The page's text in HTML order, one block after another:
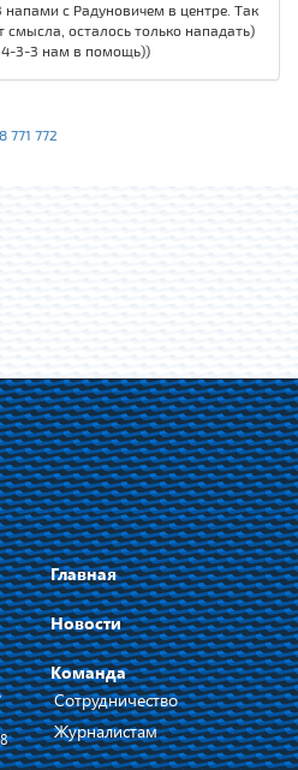
напами с Радуновичем в центре. Так
смысла, осталось только нападать)
4-3-3 нам в помощь))
771 772
Главная
Новости
Команда
Сотрудничество
Журналистам